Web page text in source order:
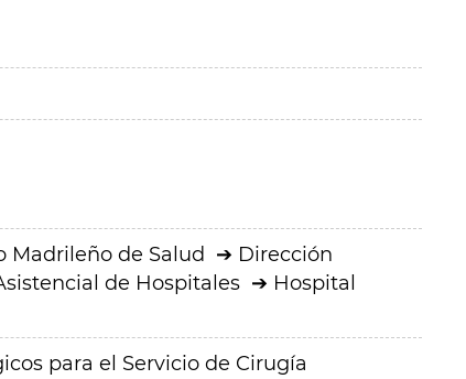
Madrileño de Salud
Dirección
de Hospitales
Hospital
para el Servicio de Cirugía